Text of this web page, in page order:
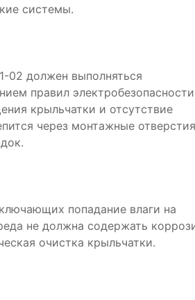
системы.
02 должен выполняться
правил
крыльчатки и отсутствие
через монтажные
попадание влаги на
не должна содержать
очистка крыльчатки.